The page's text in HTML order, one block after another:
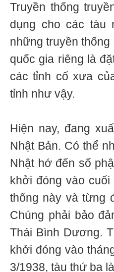
Truyền thống
dụng cho các tàu
những truyền
quốc gia riêng là
các tỉnh cổ xưa
tỉnh như vậy.
Hiện nay, đang
Nhật Bản. Có thể
Nhật hớ đến số
khởi đóng vào
thống này và từng
Chúng phải bảo
Thái Bình Dương.
khởi đóng vào
3/1938, tàu thứ ba